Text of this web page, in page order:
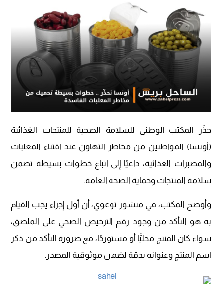
حذّر المكتب الوطني للسلامة الصحية للمنتجات الغذائية
(أونسا) المواطنين من مخاطر التهاون عند اقتناء المعلبات
والمصبرات الغذائية، داعيًا إلى اتباع خطوات بسيطة تضمن
سلامة المنتجات وحماية الصحة العامة.
وأوضح المكتب، في منشور توعوي، أن أول إجراء يجب القيام
به هو التأكد من وجود رقم الترخيص الصحي على الملصق،
سواء كان المنتج محليًّا أو مستوردًا، مع ضرورة التأكد من ذكر
اسم المنتج وعنوانه بدقة لضمان موثوقية المصدر.